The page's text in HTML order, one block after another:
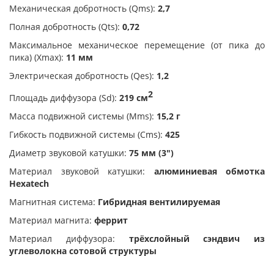
Механическая добротность (Qms): 2,7
Полная добротность (Qts): 0,72
Максимальное механическое перемещение (от пика до
пика) (Xmax): 11 мм
Электрическая добротность (Qes): 1,2
Площадь диффузора (Sd): 219 см2
Масса подвижной системы (Mms): 15,2 г
Гибкость подвижной системы (Сms): 425
Диаметр звуковой катушки: 75 мм (3")
Материал звуковой катушки: алюминиевая обмотка
Hexatech
Магнитная система: Гибридная вентилируемая
Материал магнита: феррит
Материал диффузора: трёхслойный сэндвич из
углеволокна сотовой структуры